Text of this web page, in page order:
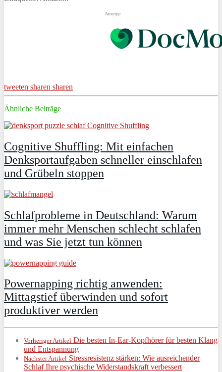
Anzeige
tweeten sharen sharen
Ähnliche Beiträge
Cognitive Shuffling: Mit einfachen
Denksportaufgaben schneller einschlafen
und Grübeln stoppen
Schlafprobleme in Deutschland: Warum
immer mehr Menschen schlecht schlafen
und was Sie jetzt tun können
Powernapping richtig anwenden:
Mittagstief überwinden und sofort
produktiver werden
Vorheriger Artikel Die besten In-Ear-Kopfhörer für besten Klang
und Entspannung
Nächster Artikel Stressresistenz stärken: Wie ausreichender
Schlaf Ihre psychische Widerstandskraft verbessert